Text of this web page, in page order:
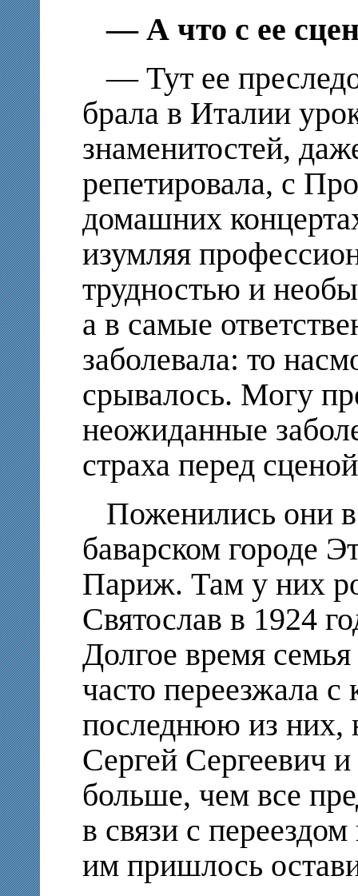
— А что с ее
— Тут ее
брала в Италии
знаменитостей,
репетировала, с
домашних
изумляя
трудностью и
а в самые
заболевала: то
срывалось. Могу
неожиданные
страха перед
Поженились они в
баварском городе
Париж. Там у них
Святослав в 1924
Долгое время
часто переезжала с
последнюю из них,
Сергей Сергеевич
больше, чем все
в связи с
им пришлось